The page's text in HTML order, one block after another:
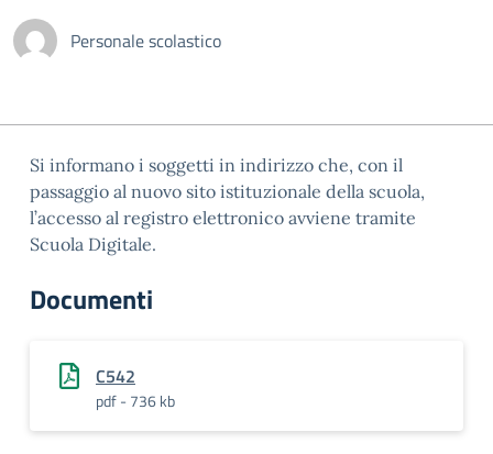
Personale scolastico
Si informano i soggetti in indirizzo che, con il
passaggio al nuovo sito istituzionale della scuola,
l’accesso al registro elettronico avviene tramite
Scuola Digitale.
Documenti
C542
pdf - 736 kb